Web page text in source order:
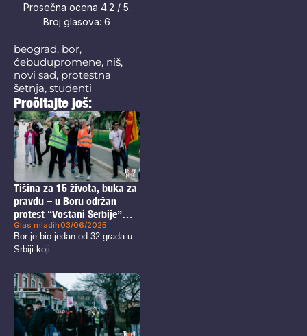
Prosečna ocena 4.2 / 5.
Broj glasova: 6
beograd, bor,
ćebudupromene, niš,
novi sad, protestna
šetnja, studenti
Pročitajte još:
Tišina za 16 života, buka za
pravdu – u Boru održan
protest “Vostani Serbije”
(FOTO)
Glas mladih03/06/2025
Bor je bio jedan od 32 grada u
Srbiji koji...